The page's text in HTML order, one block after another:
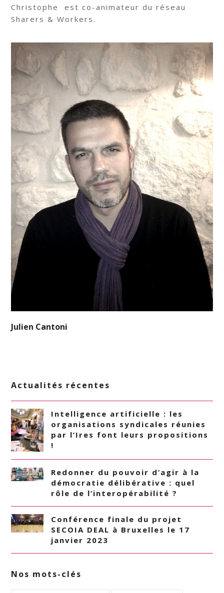
Christophe est co-animateur du réseau
Sharers & Workers.
Julien Cantoni
Actualités récentes
Intelligence artificielle : les
organisations syndicales réunies
par l’Ires font leurs propositions
!
Redonner du pouvoir d’agir à la
démocratie délibérative : quel
rôle de l’interopérabilité ?
Conférence finale du projet
SECOIA DEAL à Bruxelles le 17
janvier 2023
Nos mots-clés